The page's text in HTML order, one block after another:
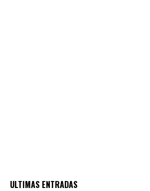
ULTIMAS ENTRADAS